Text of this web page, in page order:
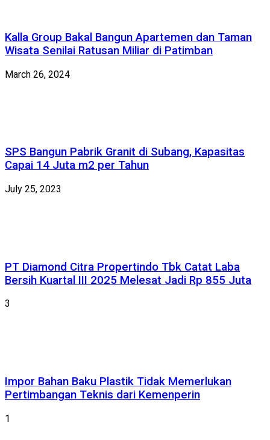
Kalla Group Bakal Bangun Apartemen dan Taman
Wisata Senilai Ratusan Miliar di Patimban
March 26, 2024
SPS Bangun Pabrik Granit di Subang, Kapasitas
Capai 14 Juta m2 per Tahun
July 25, 2023
PT Diamond Citra Propertindo Tbk Catat Laba
Bersih Kuartal III 2025 Melesat Jadi Rp 855 Juta
3
Impor Bahan Baku Plastik Tidak Memerlukan
Pertimbangan Teknis dari Kemenperin
1